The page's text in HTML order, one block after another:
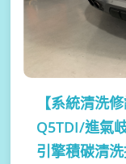
【系統清洗修
Q5TDI/進氣
引擎積碳清